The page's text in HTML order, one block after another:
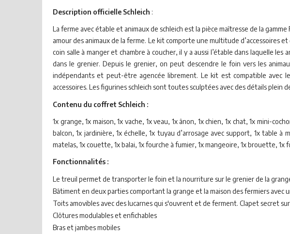
Description officielle Schleich :
La ferme avec étable et animaux de schleich est la pièce maîtresse de la
amour des animaux de la ferme. Le kit comporte une multitude d’accessoires
coin salle à manger et chambre à coucher, il y a aussi l’étable dans laquelle
dans le grenier. Depuis le grenier, on peut descendre le foin vers les
indépendants et peut-être agencée librement. Le kit est compatible avec
accessoires. Les figurines schleich sont toutes sculptées avec des détails plein
Contenu du coffret Schleich :
1x grange, 1x maison, 1x vache, 1x veau, 1x ânon, 1x chien, 1x chat, 1x mini-
balcon, 1x jardinière, 1x échelle, 1x tuyau d’arrosage avec support, 1x table
matelas, 1x couette, 1x balai, 1x fourche à fumier, 1x mangeoire, 1x brouette,
Fonctionnalités :
Le treuil permet de transporter le foin et la nourriture sur le grenier de la
Bâtiment en deux parties comportant la grange et la maison des fermiers avec
Toits amovibles avec des lucarnes qui s'ouvrent et de ferment. Clapet secret
Clôtures modulables et enfichables
Bras et jambes mobiles